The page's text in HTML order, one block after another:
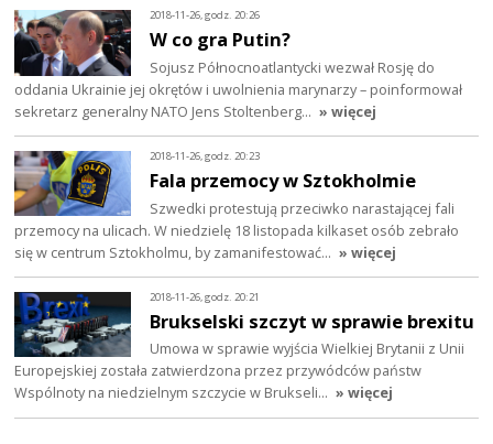
2018-11-26, godz. 20:26
W co gra Putin?
Sojusz Północnoatlantycki wezwał Rosję do
oddania Ukrainie jej okrętów i uwolnienia marynarzy – poinformował
sekretarz generalny NATO Jens Stoltenberg… » więcej
2018-11-26, godz. 20:23
Fala przemocy w Sztokholmie
Szwedki protestują przeciwko narastającej fali
przemocy na ulicach. W niedzielę 18 listopada kilkaset osób zebrało
się w centrum Sztokholmu, by zamanifestować… » więcej
2018-11-26, godz. 20:21
Brukselski szczyt w sprawie brexitu
Umowa w sprawie wyjścia Wielkiej Brytanii z Unii
Europejskiej została zatwierdzona przez przywódców państw
Wspólnoty na niedzielnym szczycie w Brukseli… » więcej